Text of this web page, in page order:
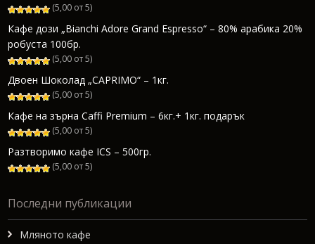
(5,00 от 5)
Кафе дози „Bianchi Adore Grand Espresso“ – 80% арабика 20%
робуста 100бр.
(5,00 от 5)
Двоен Шоколад „CAPRIMO“ – 1кг.
(5,00 от 5)
Кафе на зърна Caffi Premium – 6кг.+ 1кг. подарък
(5,00 от 5)
Разтворимо кафе ICS – 500гр.
(5,00 от 5)
Последни публикации
Мляното кафе